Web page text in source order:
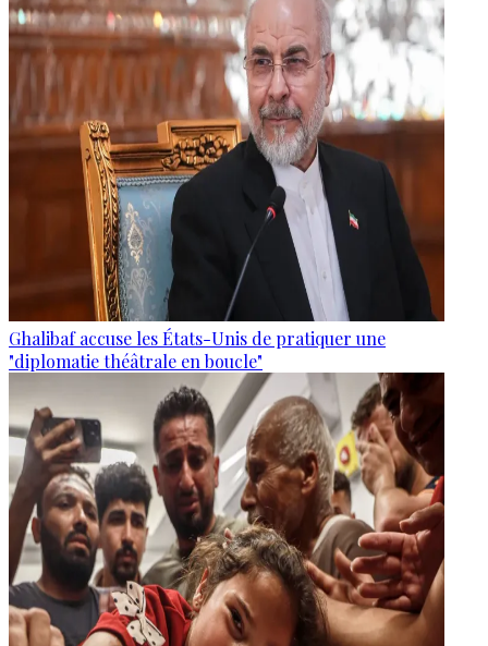
Ghalibaf accuse les États-Unis de pratiquer une
"diplomatie théâtrale en boucle"